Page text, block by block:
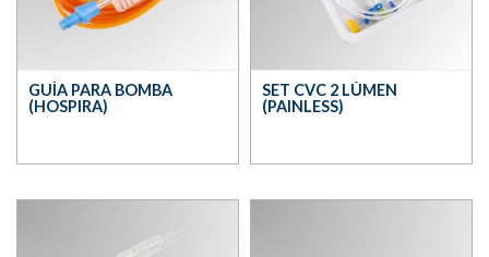
GUÍA PARA BOMBA
(HOSPIRA)
SET CVC 2 LÚMEN
(PAINLESS)